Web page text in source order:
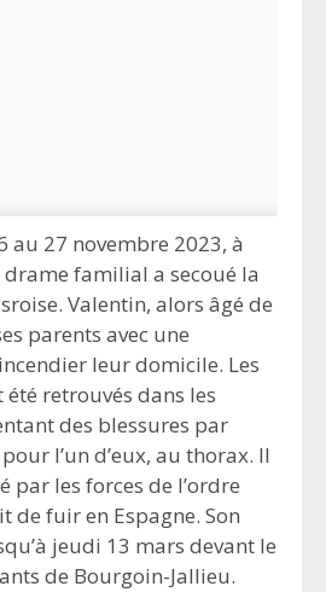
au 27 novembre 2023, à
familial a secoué la
Valentin, alors âgé de
parents avec une
leur domicile. Les
retrouvés dans les
des blessures par
l’un d’eux, au thorax. Il
par les forces de l’ordre
de fuir en Espagne. Son
jeudi 13 mars devant le
de Bourgoin-Jallieu.